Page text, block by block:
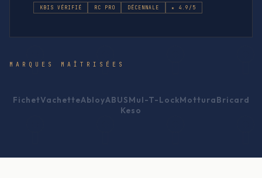
KBIS VÉRIFIÉ RC PRO DÉCENNALE ★ 4.9/5
MARQUES MAÎTRISÉES
FichetVachetteAbloyABUSMul-T-LockMotturaBricard
Keso